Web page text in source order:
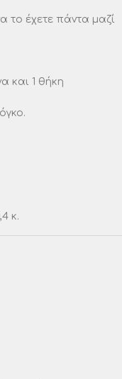
το έχετε πάντα μαζί
και 1 θήκη
κ.